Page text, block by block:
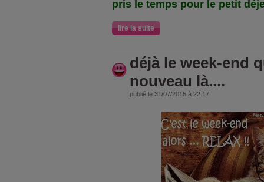
pris le temps pour le petit
lire la suite
déjà le week-end
nouveau là....
publié le 31/07/2015 à 22:17